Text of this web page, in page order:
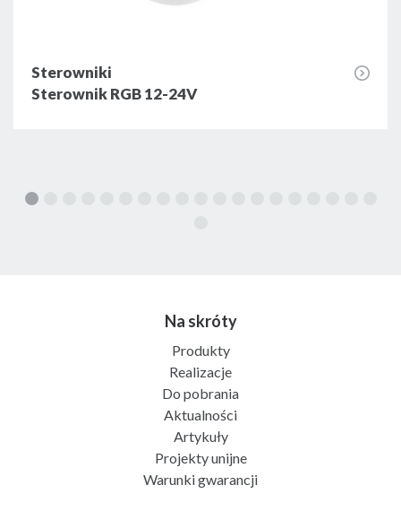
Sterowniki
Sterownik RGB 12-24V
Na skróty
Produkty
Realizacje
Do pobrania
Aktualności
Artykuły
Projekty unijne
Warunki gwarancji